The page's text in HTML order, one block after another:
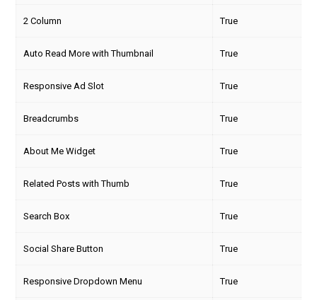
2 Column True
Auto Read More with Thumbnail True
Responsive Ad Slot True
Breadcrumbs True
About Me Widget True
Related Posts with Thumb True
Search Box True
Social Share Button True
Responsive Dropdown Menu True